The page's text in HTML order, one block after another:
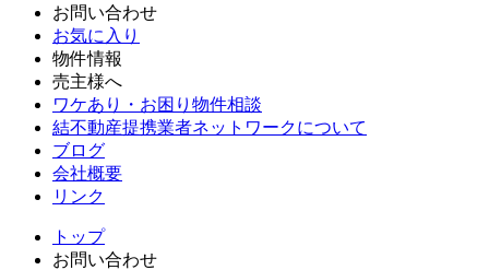
お問い合わせ
お気に入り
物件情報
売主様へ
ワケあり・お困り物件相談
結不動産提携業者ネットワークについて
ブログ
会社概要
リンク
トップ
お問い合わせ